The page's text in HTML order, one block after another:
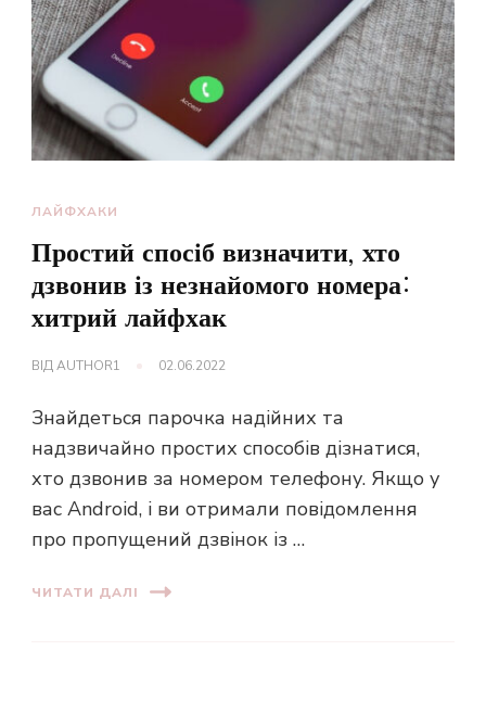
ЛАЙФХАКИ
Простий спосіб визначити, хто
дзвонив із незнайомого номера:
хитрий лайфхак
ВІДAUTHOR1 02.06.2022
Знайдеться парочка надійних та
надзвичайно простих способів дізнатися,
хто дзвонив за номером телефону. Якщо у
вас Android, і ви отримали повідомлення
про пропущений дзвінок із …
ЧИТАТИ ДАЛІ